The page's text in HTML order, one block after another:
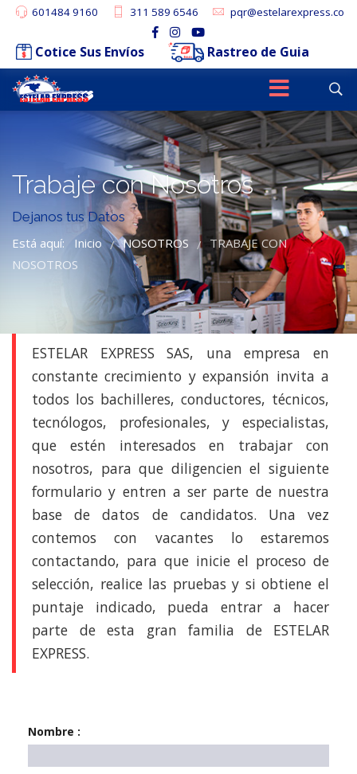
601484 9160 311 589 6546 pqr@estelarexpress.co
Cotice Sus Envíos Rastreo de Guia
Trabaje con Nosotros
Dejanos tus Datos
Está aquí:
Inicio / NOSOTROS / TRABAJE CON
NOSOTROS
ESTELAR EXPRESS SAS, una empresa en
constante crecimiento y expansión invita a
todos los bachilleres, conductores, técnicos,
tecnólogos, profesionales, y especialistas,
que estén interesados en trabajar con
nosotros, para que diligencien el siguiente
formulario y entren a ser parte de nuestra
base de datos de candidatos. Una vez
contemos con vacantes lo estaremos
contactando, para que inicie el proceso de
selección, realice las pruebas y si obtiene el
puntaje indicado, pueda entrar a hacer
parte de esta gran familia de ESTELAR
EXPRESS.
Nombre :